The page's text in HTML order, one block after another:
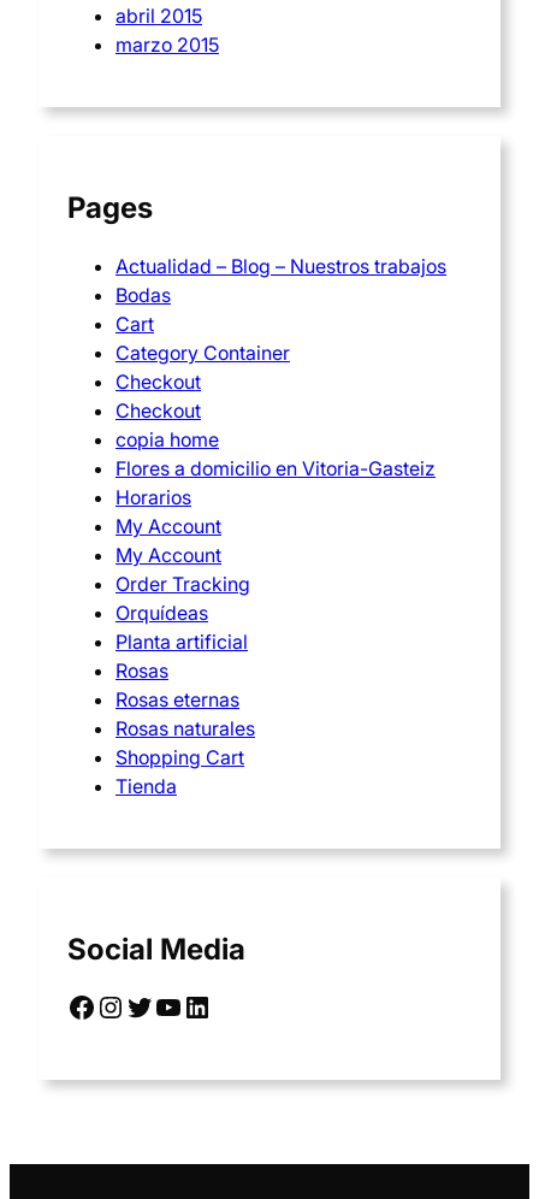
abril 2015
marzo 2015
Pages
Actualidad – Blog – Nuestros trabajos
Bodas
Cart
Category Container
Checkout
Checkout
copia home
Flores a domicilio en Vitoria-Gasteiz
Horarios
My Account
My Account
Order Tracking
Orquídeas
Planta artificial
Rosas
Rosas eternas
Rosas naturales
Shopping Cart
Tienda
Social Media
Facebook Instagram Twitter YouTube LinkedIn